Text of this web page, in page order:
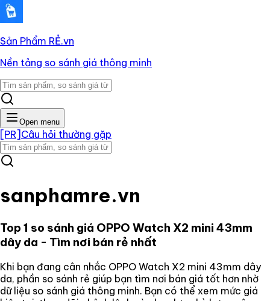
Sản Phẩm RẺ.vn
Nền tảng so sánh giá thông minh
Open menu
[PR] Câu hỏi thường gặp
sanphamre.vn
Top 1 so sánh giá OPPO Watch X2 mini 43mm
dây da - Tìm nơi bán rẻ nhất
Khi bạn đang cân nhắc OPPO Watch X2 mini 43mm dây
da, phần so sánh rẻ giúp bạn tìm nơi bán giá tốt hơn nhờ
dữ liệu so sánh giá thông minh. Bạn có thể xem mức giá